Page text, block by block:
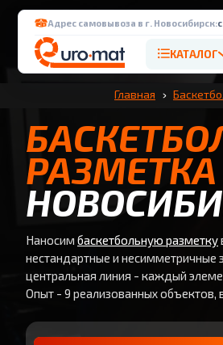
Адрес самовывоза в г. Новосибирск:
КАТАЛОГ
Главная
РАЗМЕТКА
Наносим баскетбольную разметку
нестандартные и несимметричные
центральная линия - каждый
Опыт - 9 реализованных объектов,